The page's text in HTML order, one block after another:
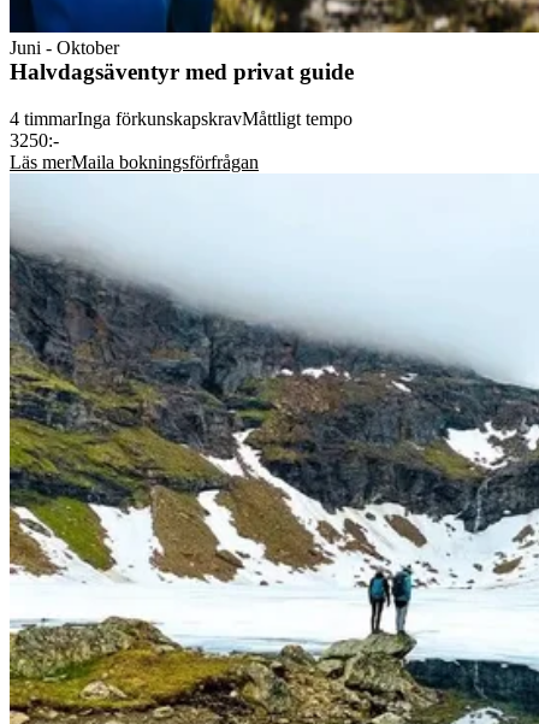
Juni - Oktober
Halvdagsäventyr med privat guide
4 timmarInga förkunskapskravMåttligt tempo
3250:-
Läs merMaila bokningsförfrågan